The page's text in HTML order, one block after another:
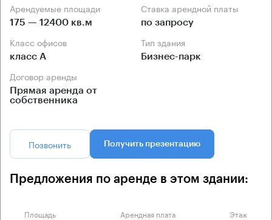
Арендуемые площади
175 — 12400 кв.м
Ставка арендной платы
по запросу
Класс офисов
класс А
Тип здания
Бизнес-парк
Договор аренды
Прямая аренда от
собственника
Позвонить Получить презентацию
Предложения по аренде в этом здании:
Площадь Арендная плата Этаж